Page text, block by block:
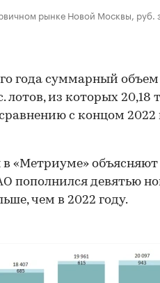
рынке Новой Москвы, руб.
года суммарный
лотов, из которых 20,18
с концом
«Метриуме»
пополнился девятью
чем в 2022 году.